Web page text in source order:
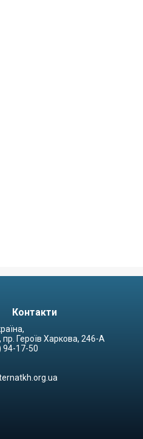
Контакти
пр. Героїв Харкова, 246-А
94-17-50